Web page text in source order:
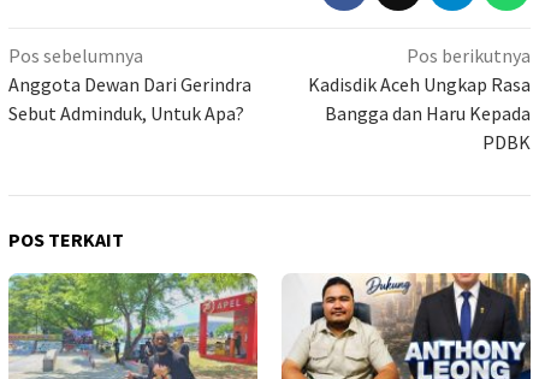
Navigasi
pos
Pos sebelumnya
Anggota Dewan Dari Gerindra
Sebut Adminduk, Untuk Apa?
Pos berikutnya
Kadisdik Aceh Ungkap Rasa
Bangga dan Haru Kepada
PDBK
POS TERKAIT